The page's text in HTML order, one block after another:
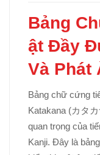
Bảng
ật Đầy
Và Phát
Bảng chữ cứng
Katakana (カタ
quan trọng của
Kanji. Đây là